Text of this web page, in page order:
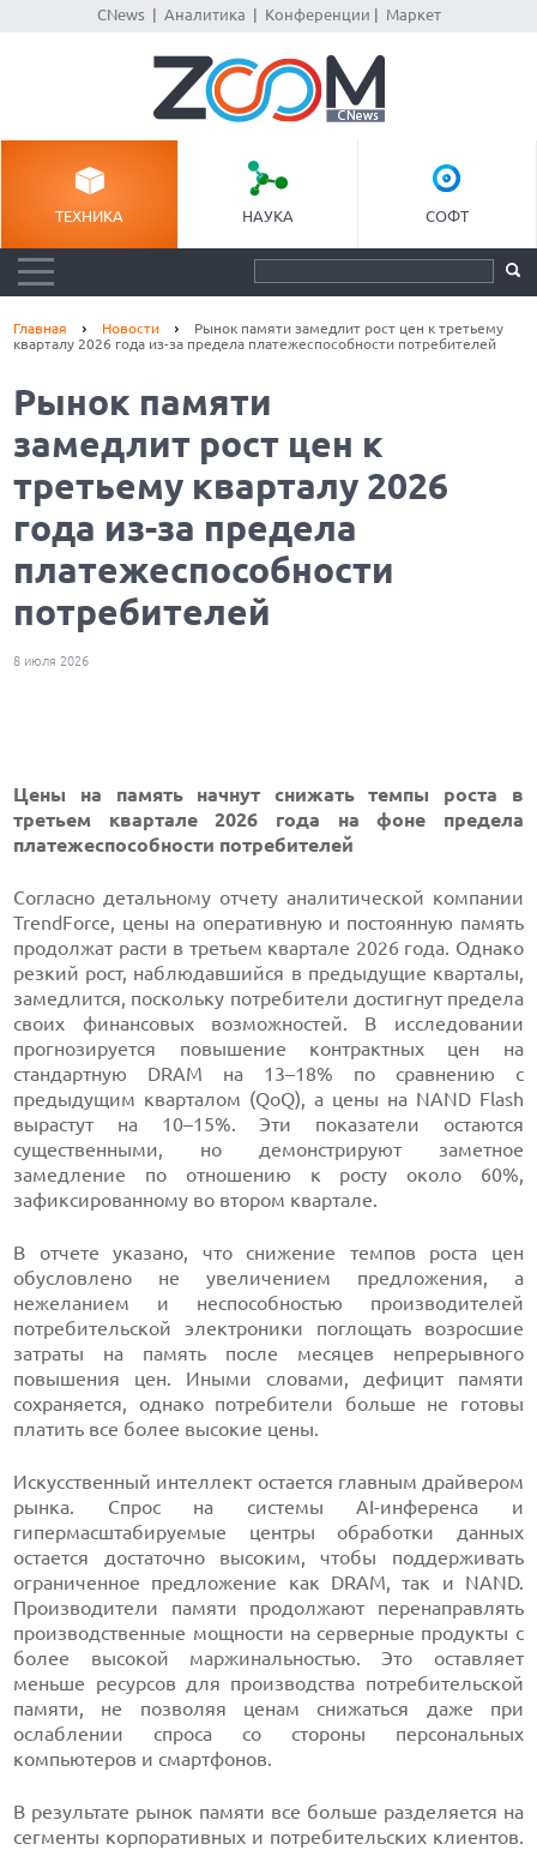
CNews| Аналитика Конференции Маркет
ТЕХНИКА НАУКА СОФТ
Главная Новости
Рынок памяти замедлит рост цен к третьему
кварталу 2026 года из-за предела платежеспособности потребителей
Рынок памяти
замедлит рост цен к
третьему кварталу 2026
года из-за предела
платежеспособности
потребителей
8 июля 2026
Цены на память начнут снижать темпы роста в
третьем квартале 2026 года на фоне предела
платежеспособности потребителей
Согласно детальному отчету аналитической компании
TrendForce, цены на оперативную и постоянную память
продолжат расти в третьем квартале 2026 года. Однако
резкий рост, наблюдавшийся в предыдущие кварталы,
замедлится, поскольку потребители достигнут предела
своих финансовых возможностей. В исследовании
прогнозируется повышение контрактных цен на
стандартную DRAM на 13–18% по сравнению с
предыдущим кварталом (QoQ), а цены на NAND Flash
вырастут на 10–15%. Эти показатели остаются
существенными, но демонстрируют заметное
замедление по отношению к росту около 60%,
зафиксированному во втором квартале.
В отчете указано, что снижение темпов роста цен
обусловлено не увеличением предложения, а
нежеланием и неспособностью производителей
потребительской электроники поглощать возросшие
затраты на память после месяцев непрерывного
повышения цен. Иными словами, дефицит памяти
сохраняется, однако потребители больше не готовы
платить все более высокие цены.
Искусственный интеллект остается главным драйвером
рынка. Спрос на системы AI-инференса и
гипермасштабируемые центры обработки данных
остается достаточно высоким, чтобы поддерживать
ограниченное предложение как DRAM, так и NAND.
Производители памяти продолжают перенаправлять
производственные мощности на серверные продукты с
более высокой маржинальностью. Это оставляет
меньше ресурсов для производства потребительской
памяти, не позволяя ценам снижаться даже при
ослаблении спроса со стороны персональных
компьютеров и смартфонов.
В результате рынок памяти все больше разделяется на
сегменты корпоративных и потребительских клиентов.